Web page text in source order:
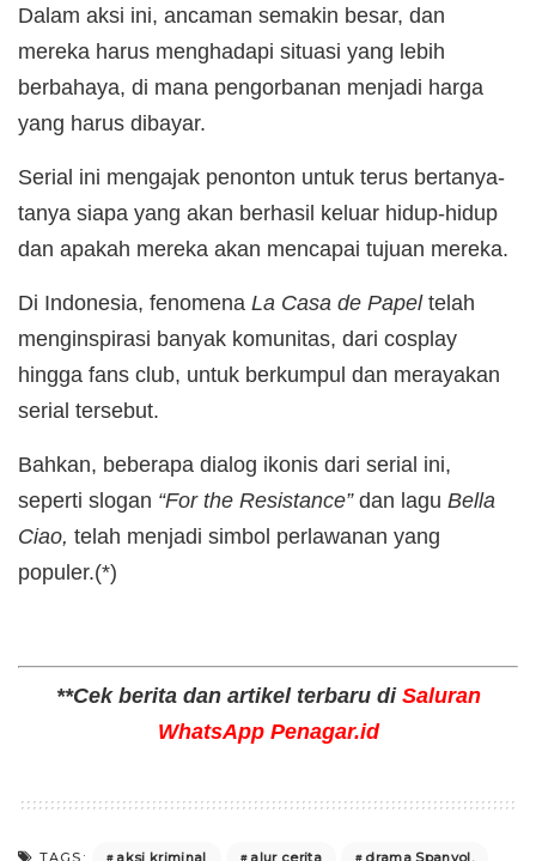
Dalam aksi ini, ancaman semakin besar, dan
mereka harus menghadapi situasi yang lebih
berbahaya, di mana pengorbanan menjadi harga
yang harus dibayar.
Serial ini mengajak penonton untuk terus bertanya-
tanya siapa yang akan berhasil keluar hidup-hidup
dan apakah mereka akan mencapai tujuan mereka.
Di Indonesia, fenomena La Casa de Papeltelah
menginspirasi banyak komunitas, dari cosplay
hingga fans club, untuk berkumpul dan merayakan
serial tersebut.
Bahkan, beberapa dialog ikonis dari serial ini,
seperti slogan “For the Resistance”dan lagu Bella
Ciao, telah menjadi simbol perlawanan yang
populer.(*)
**Cek berita dan artikel terbaru di Saluran
WhatsApp Penagar.id
aksi kriminal alur cerita
drama Spanyol.